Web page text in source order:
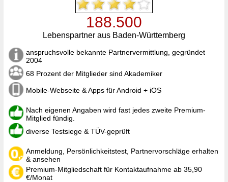
188.500
Lebenspartner aus Baden-Württemberg
anspruchsvolle bekannte Partnervermittlung, gegründet
2004
68 Prozent der Mitglieder sind Akademiker
Mobile-Webseite & Apps für Android + iOS
Nach eigenen Angaben wird fast jedes zweite Premium-
Mitglied fündig.
diverse Testsiege & TÜV-geprüft
Anmeldung, Persönlichkeitstest, Partnervorschläge erhalten
& ansehen
Premium-Mitgliedschaft für Kontaktaufnahme ab 35,90
€/Monat